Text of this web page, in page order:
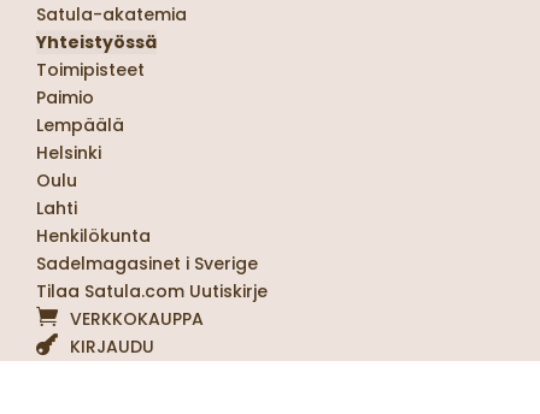
Satula-akatemia
Yhteistyössä
Toimipisteet
Paimio
Lempäälä
Helsinki
Oulu
Lahti
Henkilökunta
Sadelmagasinet i Sverige
Tilaa Satula.com Uutiskirje
VERKKOKAUPPA
KIRJAUDU